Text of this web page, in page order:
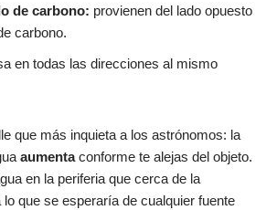
de carbono: provienen del lado opuesto
carbono.
en todas las direcciones al mismo
que más inquieta a los astrónomos: la
aumentaconforme te alejas del objeto.
en la periferia que cerca de la
que se esperaría de cualquier fuente